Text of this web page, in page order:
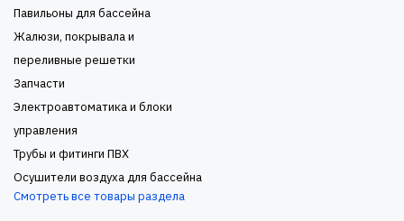
Павильоны для бассейна
Жалюзи, покрывала и
переливные решетки
Запчасти
Электроавтоматика и блоки
управления
Трубы и фитинги ПВХ
Осушители воздуха для бассейна
Смотреть все товары раздела